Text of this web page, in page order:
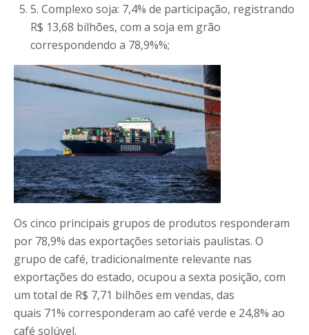
5. Complexo soja: 7,4% de participação, registrando
R$ 13,68 bilhões, com a soja em grão
correspondendo a 78,9%%;
Os cinco principais grupos de produtos responderam
por 78,9% das exportações setoriais paulistas. O
grupo de café, tradicionalmente relevante nas
exportações do estado, ocupou a sexta posição, com
um total de R$ 7,71 bilhões em vendas, das
quais 71% corresponderam ao café verde e 24,8% ao
café solúvel.